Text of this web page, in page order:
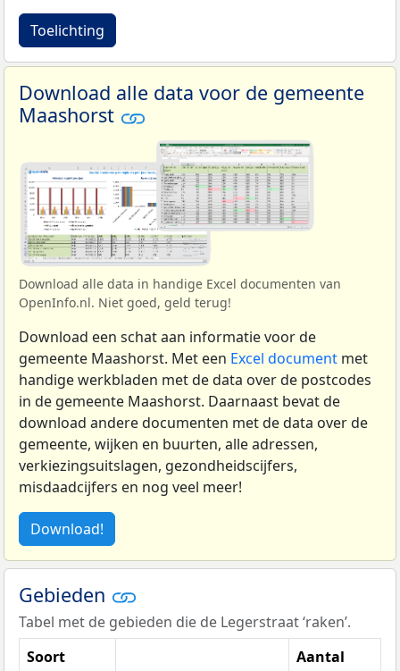
Toelichting
Download alle data voor de gemeente
Maashorst
Download alle data in handige Excel documenten van
OpenInfo.nl. Niet goed, geld terug!
Download een schat aan informatie voor de
gemeente Maashorst. Met een Excel document met
handige werkbladen met de data over de postcodes
in de gemeente Maashorst. Daarnaast bevat de
download andere documenten met de data over de
gemeente, wijken en buurten, alle adressen,
verkiezingsuitslagen, gezondheidscijfers,
misdaadcijfers en nog veel meer!
Download!
Gebieden
Tabel met de gebieden die de Legerstraat ‘raken’.
Soort
Aantal